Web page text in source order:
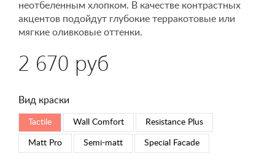
неотбеленным хлопком. В качестве контрастных
акцентов подойдут глубокие терракотовые или
мягкие оливковые оттенки.
2 670 руб
Вид краски
Tactile Wall Comfort Resistance Plus
Matt Pro Semi-matt Special Faсade